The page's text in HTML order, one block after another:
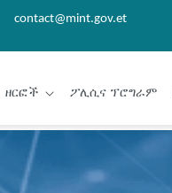
contact@mint.gov.et
ዘርፎች ፖሊሲና ፕሮግራም